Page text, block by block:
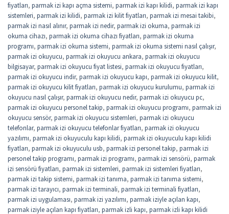
fiyatları, parmak izi kapı açma sistemi, parmak izi kapı kilidi, parmak izi kapı
sistemleri, parmak izi kilidi, parmak izi kilit fiyatları, parmak izi mesai takibi,
parmak izi nasıl alınır, parmak izi nedir, parmak izi okuma, parmak izi
okuma cihazı, parmak izi okuma cihazı fiyatları, parmak izi okuma
programı, parmak izi okuma sistemi, parmak izi okuma sistemi nasıl çalışır,
parmak izi okuyucu, parmak izi okuyucu ankara, parmak izi okuyucu
bilgisayar, parmak izi okuyucu fiyat listesi, parmak izi okuyucu fiyatları,
parmak izi okuyucu indir, parmak izi okuyucu kapı, parmak izi okuyucu kilit,
parmak izi okuyucu kilit fiyatları, parmak izi okuyucu kurulumu, parmak izi
okuyucu nasıl çalışır, parmak izi okuyucu nedir, parmak izi okuyucu pc,
parmak izi okuyucu personel takip, parmak izi okuyucu programı, parmak izi
okuyucu sensör, parmak izi okuyucu sistemleri, parmak izi okuyucu
telefonlar, parmak izi okuyucu telefonlar fiyatları, parmak izi okuyucu
yazılımı, parmak izi okuyuculu kapı kilidi, parmak izi okuyuculu kapı kilidi
fiyatları, parmak izi okuyuculu usb, parmak izi personel takip, parmak izi
personel takip programı, parmak izi programı, parmak izi sensörü, parmak
izi sensörü fiyatları, parmak izi sistemleri, parmak izi sistemleri fiyatları,
parmak izi takip sistemi, parmak izi tanıma, parmak izi tanıma sistemi,
parmak izi tarayıcı, parmak izi terminali, parmak izi terminali fiyatları,
parmak izi uygulaması, parmak izi yazılımı, parmak iziyle açılan kapı,
parmak iziyle açılan kapı fiyatları, parmak izli kapı, parmak izli kapı kilidi